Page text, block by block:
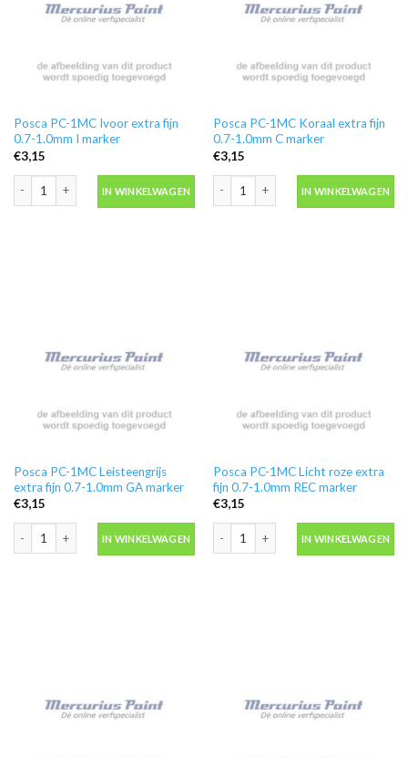
Posca PC-1MC Ivoor extra fijn
0.7-1.0mm I marker
€3,15
IN WINKELWAGEN
Posca PC-1MC Koraal extra fijn
0.7-1.0mm C marker
€3,15
IN WINKELWAGEN
Posca PC-1MC Leisteengrijs
extra fijn 0.7-1.0mm GA marker
€3,15
Posca PC-1MC Leisteengrijs extra fijn 0.7-1.0mm GA marker aantal
IN WINKELWAGEN
Posca PC-1MC Licht roze extra
fijn 0.7-1.0mm REC marker
€3,15
Posca PC-1MC Licht roze extra fijn
IN WINKELWAGEN